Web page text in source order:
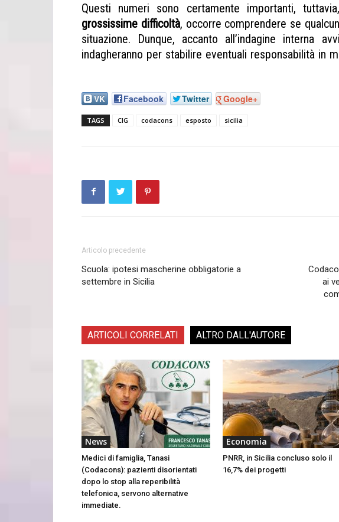
Questi numeri sono certamente importanti,
grossissime difficoltà, occorre comprendere se
situazione. Dunque, accanto all’indagine interna
indagheranno per stabilire eventuali responsabilità in
VK Facebook Twitter Google+
TAGS CIG codacons esposto sicilia
Articolo precedente
Scuola: ipotesi mascherine obbligatorie a
settembre in Sicilia
ai
ARTICOLI CORRELATI ALTRO DALL'AUTORE
News
Medici di famiglia, Tanasi
(Codacons): pazienti disorientati
dopo lo stop alla reperibilità
telefonica, servono alternative
immediate.
Economia
PNRR, in Sicilia concluso solo il
16,7% dei progetti